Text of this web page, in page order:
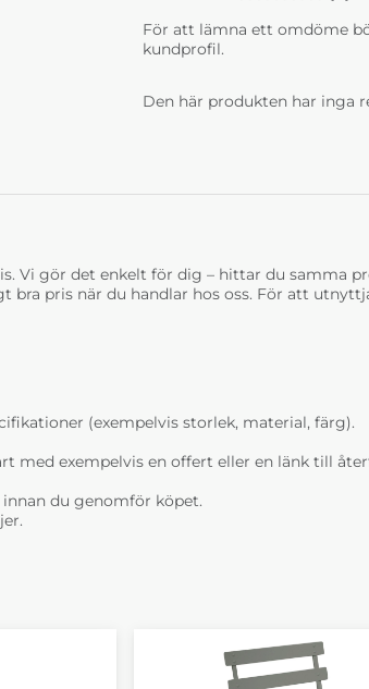
6-8 Veckor
Ochre
6-8
För att lämna ett omdöme
kundprofil.
Den här produkten har inga
gör det enkelt för dig – hittar du samma
pris när du handlar hos oss. För att
(exempelvis storlek, material, färg).
med exempelvis en offert eller en länk till
du genomför köpet.